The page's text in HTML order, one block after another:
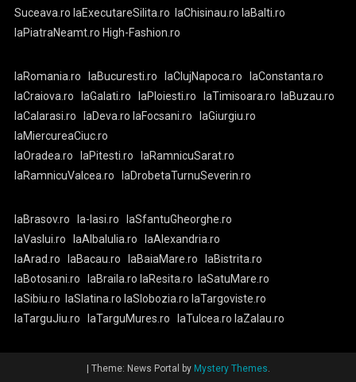
Suceava.ro laExecutareSilita.ro laChisinau.ro laBalti.ro
laPiatraNeamt.ro High-Fashion.ro
laRomania.ro laBucuresti.ro laClujNapoca.ro
laConstanta.ro
laCraiova.ro
laGalati.ro laPloiesti.ro laTimisoara.ro
laBuzau.ro
laCalarasi.ro
laDeva.ro laFocsani.ro
laGiurgiu.ro
laMiercureaCiuc.ro
laOradea.ro
laPitesti.ro
laRamnicuSarat.ro
laRamnicuValcea.ro
laDrobetaTurnuSeverin.ro
laBrasov.ro la-Iasi.ro
laSfantuGheorghe.ro
laVaslui.ro
laAlbaIulia.ro
laAlexandria.ro
laArad.ro
laBacau.ro laBaiaMare.ro
laBistrita.ro
laBotosani.ro
laBraila.ro laResita.ro
laSatuMare.ro
laSibiu.ro
laSlatina.ro laSlobozia.ro laTargoviste.ro
laTarguJiu.ro
laTarguMures.ro laTulcea.ro laZalau.ro
Theme: News Portal by Mystery Themes.